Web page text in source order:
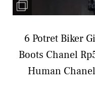
6 Potret Biker
Boots Chanel
Human